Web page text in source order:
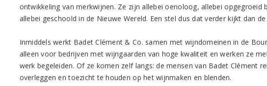
ontwikkeling van merkwijnen. Ze zijn allebei oenoloog, allebei
allebei geschoold in de Nieuwe Wereld. Een stel dus dat verder kijkt dan
Inmiddels werkt Badet Clément & Co. samen met wijndomeinen in de
alleen voor bedrijven met wijngaarden van hoge kwaliteit en werken ze
werk begeleiden. Of ze komen zelf langs: de mensen van Badet Clément
overleggen en toezicht te houden op het wijnmaken en blenden.